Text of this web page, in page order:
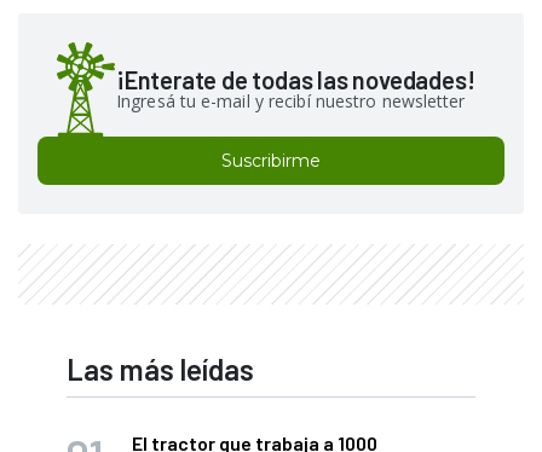
¡Enterate de todas las novedades!
Ingresá tu e-mail y recibí nuestro newsletter
Suscribirme
Las más leídas
El tractor que trabaja a 1000